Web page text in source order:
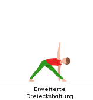
Erweiterte
Dreieckshaltung